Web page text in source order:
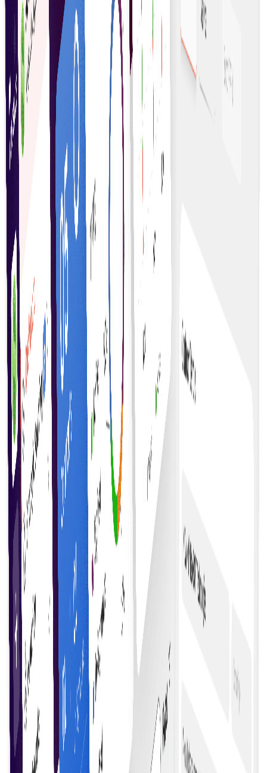
محفوظ لین دین
ڈیٹا کی حفاظت اور معاہدے کی شرائط کی تصدیق کے لیے
کرپٹوگرافک تکنیکوں سے لین دین محفوظ رکھیں۔
معاہدے کے عملدرآمد میں شفافیت حاصل کریں جہاں تمام
فریق تعمیل اور کارکردگی کی تصدیق کر سکیں۔
بغیر ثالثوں کے اعتماد بنائیں—سمارٹ کنٹریکٹس کوڈ کی
بنیاد پر خود بخود نافذ ہوتے ہیں۔
معاہداتی ذمہ داریوں کو خودکار اور آسان بنا کر سیٹلمنٹس
کوڈ سے معاہدے کی شرائط درست اور مستقل طور پر نافذ کر
کے انسانی غلطیاں کم کریں۔